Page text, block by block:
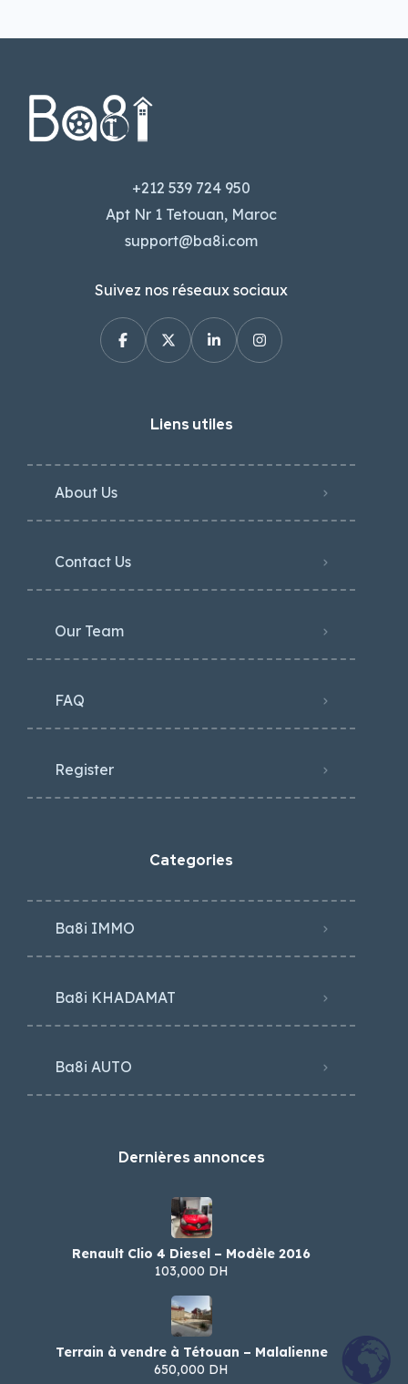
+212 539 724 950
Apt Nr 1 Tetouan, Maroc
support@ba8i.com
Suivez nos réseaux sociaux
Liens utiles
About Us
Contact Us
Our Team
FAQ
Register
Categories
Ba8i IMMO
Ba8i KHADAMAT
Ba8i AUTO
Dernières annonces
Renault Clio 4 Diesel – Modèle 2016
103,000 DH
Terrain à vendre à Tétouan – Malalienne
650,000 DH